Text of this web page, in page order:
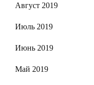
Август 2019
Июль 2019
Июнь 2019
Май 2019